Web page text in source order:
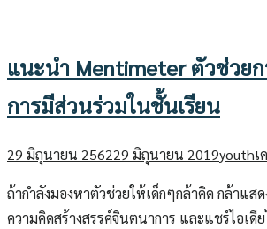
แนะนำ Mentimeter ตัวช่วยก
การมีส่วนร่วมในชั้นเรียน
29 มิถุนายน 256229 มิถุนายน 2019youthเ
ถ้ากำลังมองหาตัวช่วยให้เด็กๆกล้าคิด กล้าแส
ความคิดสร้างสรรค์จินตนาการ และแชร์ไอเดี